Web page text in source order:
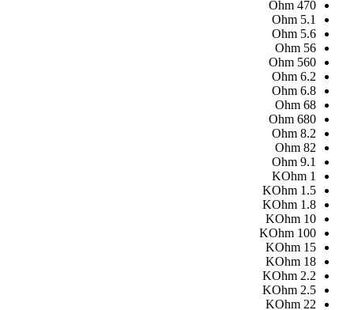
470
Ohm
5.1
Ohm
5.6
Ohm
56
Ohm
560
Ohm
6.2
Ohm
6.8
Ohm
68
Ohm
680
Ohm
8.2
Ohm
82
Ohm
9.1
Ohm
1
KOhm
1.5
KOhm
1.8
KOhm
10
KOhm
100
KOhm
15
KOhm
18
KOhm
2.2
KOhm
2.5
KOhm
22
KOhm